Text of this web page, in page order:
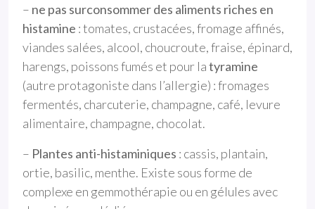
– ne pas surconsommer des aliments riches en
histamine : tomates, crustacées, fromage affinés,
viandes salées, alcool, choucroute, fraise, épinard,
harengs, poissons fumés et pour latyramine
(autre protagoniste dans l’allergie) : fromages
fermentés, charcuterie, champagne, café, levure
alimentaire, champagne, chocolat.
– Plantes anti-histaminiques : cassis, plantain,
ortie, basilic, menthe. Existe sous forme de
complexe en gemmothérapie ou en gélules avec